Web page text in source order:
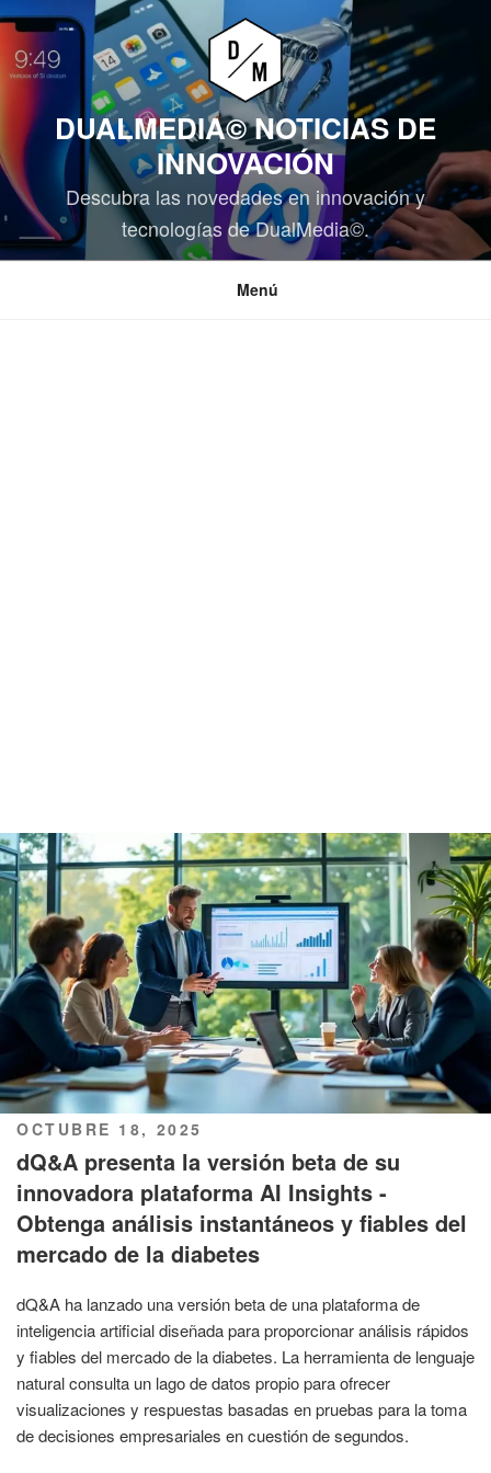
Saltar
contenido
DUALMEDIA© NOTICIAS DE
INNOVACIÓN
Descubra las novedades en innovación y
tecnologías de DualMedia©.
Menú
PUBLICADO
EL
OCTUBRE 18, 2025
dQ&A presenta la versión beta de su
innovadora plataforma AI Insights -
Obtenga análisis instantáneos y fiables del
mercado de la diabetes
dQ&A ha lanzado una versión beta de una plataforma de
inteligencia artificial diseñada para proporcionar análisis rápidos
y fiables del mercado de la diabetes. La herramienta de lenguaje
natural consulta un lago de datos propio para ofrecer
visualizaciones y respuestas basadas en pruebas para la toma
de decisiones empresariales en cuestión de segundos.